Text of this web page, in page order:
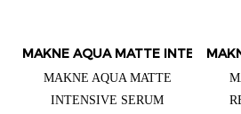
MAKNE AQUA MATTE INTENSIVE
MAKNE AQUA MATTE
INTENSIVE SERUM